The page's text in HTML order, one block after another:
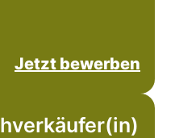
Jetzt bewerben